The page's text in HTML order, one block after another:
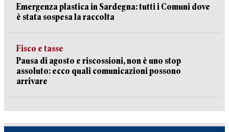
Emergenza plastica in Sardegna: tutti i Comuni dove
è stata sospesa la raccolta
Fisco e tasse
Pausa di agosto e riscossioni, non è uno stop
assoluto: ecco quali comunicazioni possono
arrivare